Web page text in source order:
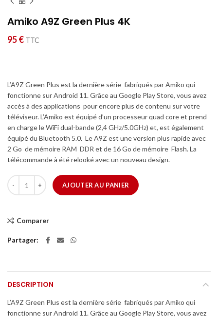
Amiko A9Z Green Plus 4K
95€ TTC
L’A9Z Green Plus est la dernière série fabriqués par Amiko qui
fonctionne sur Android 11. Grâce au Google Play Store, vous avez
accès à des applications pour encore plus de contenu sur votre
téléviseur. L’Amiko est équipé d’un processeur quad core et prend
en charge le WiFi dual-bande (2,4 GHz/5.0GHz) et, est également
équipé du Bluetooth 5.0. Le A9Z est une version plus rapide avec
2 Go de mémoire RAM DDR et de 16 Go de mémoire Flash. La
télécommande à été relooké avec un nouveau design.
quantité de Amiko A9Z Green Plus 4K
AJOUTER AU PANIER
Comparer
Partager
DESCRIPTION
L’A9Z Green Plus est la dernière série fabriqués par Amiko qui
fonctionne sur Android 11. Grâce au Google Play Store, vous avez